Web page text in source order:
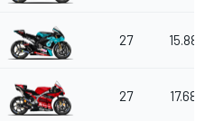
27 15.880
27 17.682